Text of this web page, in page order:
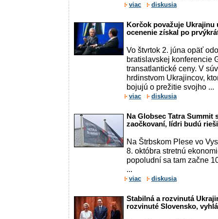
viac diskusia
Korčok považuje Ukrajinu
ocenenie získal po
Vo štvrtok 2. júna opäť
bratislavskej konferencie
transatlantické ceny. V
hrdinstvom Ukrajincov,
bojujú o prežitie svojho ...
viac diskusia
Na Globsec Tatra Summit
zaočkovaní, lídri budú
Na Štrbskom Plese vo
8. októbra stretnú
popoludní sa tam začne
...
viac diskusia
Stabilná a rozvinutá
rozvinuté Slovensko,